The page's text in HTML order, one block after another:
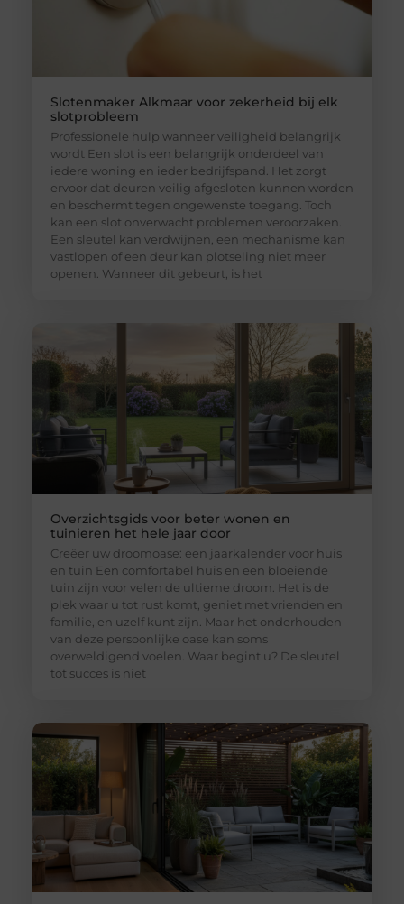
Slotenmaker Alkmaar voor zekerheid bij elk
slotprobleem
Professionele hulp wanneer veiligheid belangrijk
wordt Een slot is een belangrijk onderdeel van
iedere woning en ieder bedrijfspand. Het zorgt
ervoor dat deuren veilig afgesloten kunnen worden
en beschermt tegen ongewenste toegang. Toch
kan een slot onverwacht problemen veroorzaken.
Een sleutel kan verdwijnen, een mechanisme kan
vastlopen of een deur kan plotseling niet meer
openen. Wanneer dit gebeurt, is het
Overzichtsgids voor beter wonen en
tuinieren het hele jaar door
Creëer uw droomoase: een jaarkalender voor huis
en tuin Een comfortabel huis en een bloeiende
tuin zijn voor velen de ultieme droom. Het is de
plek waar u tot rust komt, geniet met vrienden en
familie, en uzelf kunt zijn. Maar het onderhouden
van deze persoonlijke oase kan soms
overweldigend voelen. Waar begint u? De sleutel
tot succes is niet